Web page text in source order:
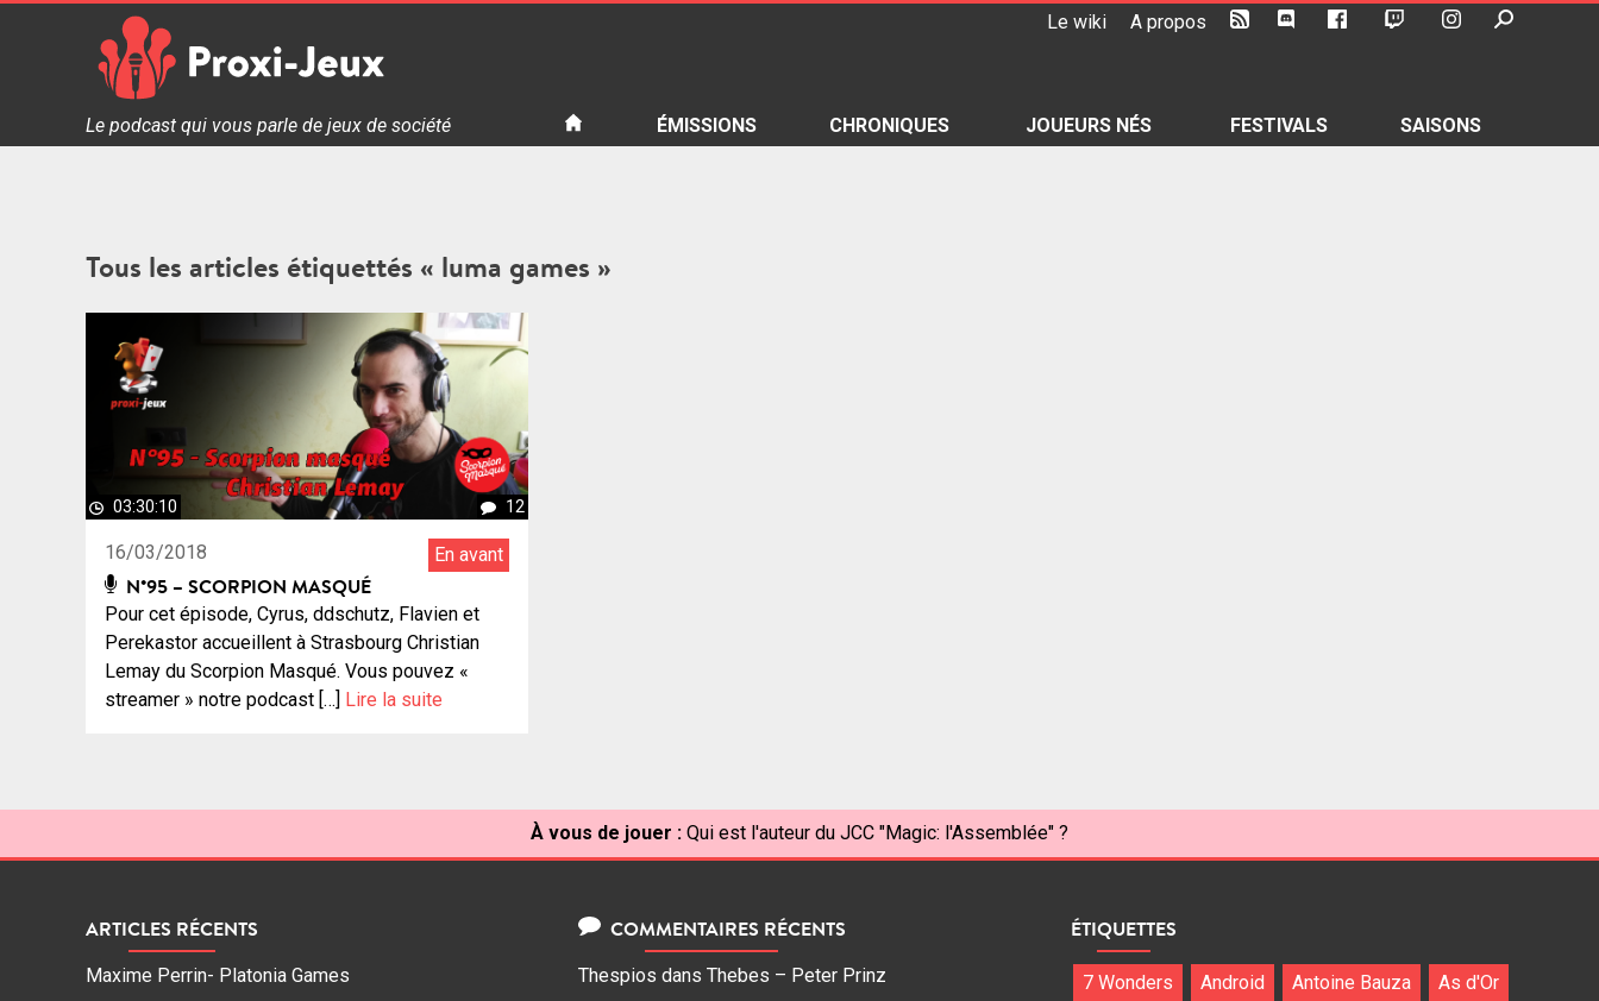
Le wiki A propos
Proxi Jeux - Le podcast qui vous parle de jeux de société
Le podcast qui vous parle de jeux de société ÉMISSIONS CHRONIQUES JOUEURS NÉS FESTIVALS SAISONS
Tous les articles étiquettés « luma games »
03:30:10 12
16/03/2018 En avant
N°95 – SCORPION MASQUÉ
Pour cet épisode, Cyrus, ddschutz, Flavien et
Perekastor accueillent à Strasbourg Christian
Lemay du Scorpion Masqué. Vous pouvez «
streamer » notre podcast […]
Lire la suite
À vous de jouer : Qui est l'auteur du JCC "Magic: l'Assemblée" ?
ARTICLES RÉCENTS
Maxime Perrin- Platonia Games
COMMENTAIRES RÉCENTS
Thespios dans Thebes – Peter Prinz
ÉTIQUETTES
7 Wonders Android Antoine Bauza
As d'Or